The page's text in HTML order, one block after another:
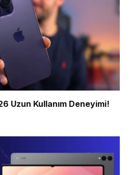
Uzun Kullanım Deneyimi!